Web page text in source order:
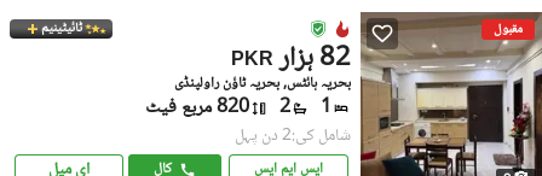
مقبول ٹائیٹینیم
PKR 82 ہزار
بحریہ ہائٹس, بحریہ ٹاؤن راولپنڈی
1
2 820 مربع فیٹ
شامل کی:2 دن پہل
ایس ایم ایس کال ای میل